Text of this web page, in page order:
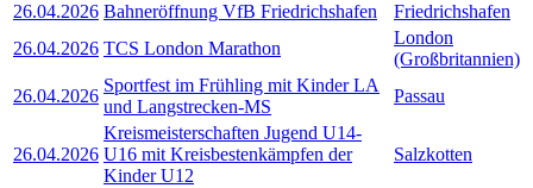
26.04.2026 Bahneröffnung VfB Friedrichshafen
Friedrichshafen
26.04.2026 TCS London Marathon
London
(Großbritannien)
26.04.2026
Sportfest im Frühling mit Kinder LA
und Langstrecken-MS
Passau
26.04.2026
Kreismeisterschaften Jugend U14-
U16 mit Kreisbestenkämpfen der
Kinder U12
Salzkotten